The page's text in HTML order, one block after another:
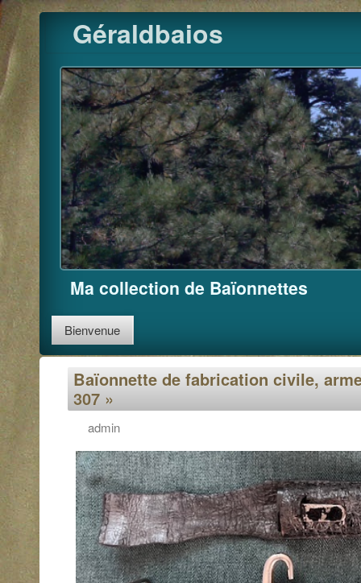
Pour
Skip
to
content
Géraldbaios
Ma collection de Baïonnettes
Bienvenue
Baïonnette de fabrication civile,
307 »
admin